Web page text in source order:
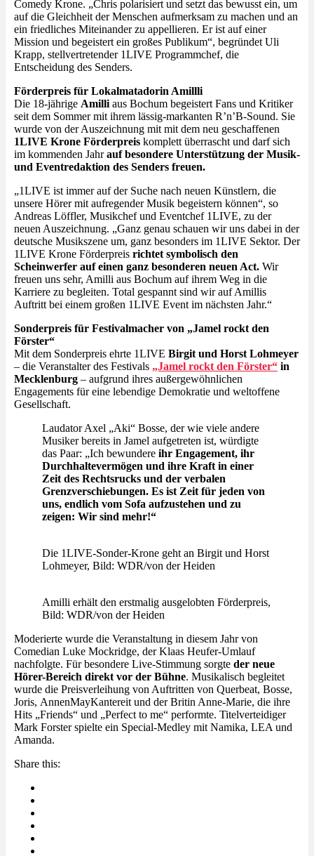
Comedy Krone. „Chris polarisiert und setzt das bewusst ein, um
auf die Gleichheit der Menschen aufmerksam zu machen und an
ein friedliches Miteinander zu appellieren. Er ist auf einer
Mission und begeistert ein großes Publikum“, begründet Uli
Krapp, stellvertretender 1LIVE Programmchef, die
Entscheidung des Senders.
Förderpreis für Lokalmatadorin Amillli
Die 18-jährige Amilli aus Bochum begeistert Fans und Kritiker
seit dem Sommer mit ihrem lässig-markanten R’n’B-Sound. Sie
wurde von der Auszeichnung mit mit dem neu geschaffenen
1LIVE Krone Förderpreis komplett überrascht und darf sich
im kommenden Jahrauf besondere Unterstützung der Musik-
und Eventredaktion des Senders freuen.
„1LIVE ist immer auf der Suche nach neuen Künstlern, die
unsere Hörer mit aufregender Musik begeistern können“, so
Andreas Löffler, Musikchef und Eventchef 1LIVE, zu der
neuen Auszeichnung. „Ganz genau schauen wir uns dabei in der
deutsche Musikszene um, ganz besonders im 1LIVE Sektor. Der
1LIVE Krone Förderpreis richtet symbolisch den
Scheinwerfer auf einen ganz besonderen neuen Act. Wir
freuen uns sehr, Amilli aus Bochum auf ihrem Weg in die
Karriere zu begleiten. Total gespannt sind wir auf Amillis
Auftritt bei einem großen 1LIVE Event im nächsten Jahr.“
Sonderpreis für Festivalmacher von „Jamel rockt den
Förster“
Mit dem Sonderpreis ehrte 1LIVE Birgit und Horst Lohmeyer
– die Veranstalter des Festivals „Jamel rockt den Förster“ in
Mecklenburg – aufgrund ihres außergewöhnlichen
Engagements für eine lebendige Demokratie und weltoffene
Gesellschaft.
Laudator Axel „Aki“ Bosse, der wie viele andere
Musiker bereits in Jamel aufgetreten ist, würdigte
das Paar: „Ich bewundere ihr Engagement, ihr
Durchhaltevermögen und ihre Kraft in einer
Zeit des Rechtsrucks und der verbalen
Grenzverschiebungen. Es ist Zeit für jeden von
uns, endlich vom Sofa aufzustehen und zu
zeigen: Wir sind mehr!“
Die 1LIVE-Sonder-Krone geht an Birgit und Horst
Lohmeyer, Bild: WDR/von der Heiden
Amilli erhält den erstmalig ausgelobten Förderpreis,
Bild: WDR/von der Heiden
Moderierte wurde die Veranstaltung in diesem Jahr von
Comedian Luke Mockridge, der Klaas Heufer-Umlauf
nachfolgte. Für besondere Live-Stimmung sorgte der neue
Hörer-Bereich direkt vor der Bühne. Musikalisch begleitet
wurde die Preisverleihung von Auftritten von Querbeat, Bosse,
Joris, AnnenMayKantereit und der Britin Anne-Marie, die ihre
Hits „Friends“ und „Perfect to me“ performte. Titelverteidiger
Mark Forster spielte ein Special-Medley mit Namika, LEA und
Amanda.
Share this: